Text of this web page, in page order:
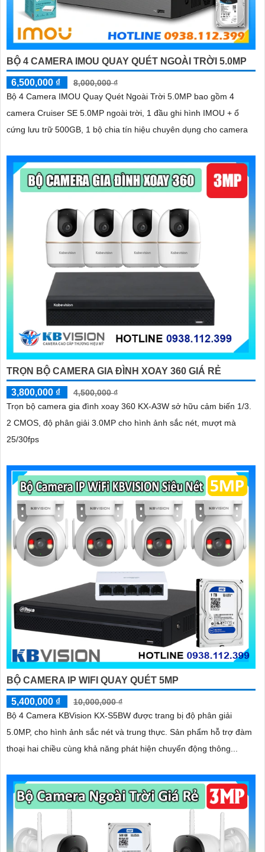
BỘ 4 CAMERA IMOU QUAY QUÉT NGOÀI TRỜI 5.0MP
6,500,000 ₫
8,000,000 ₫
Bộ 4 Camera IMOU Quay Quét Ngoài Trời 5.0MP bao gồm 4
camera Cruiser SE 5.0MP ngoài trời, 1 đầu ghi hình IMOU + ổ
cứng lưu trữ 500GB, 1 bộ chia tín hiệu chuyên dụng cho camera
TRỌN BỘ CAMERA GIA ĐÌNH XOAY 360 GIÁ RẺ
3,800,000 ₫
4,500,000 ₫
Trọn bộ camera gia đình xoay 360 KX-A3W sở hữu cảm biến 1/3.
2 CMOS, độ phân giải 3.0MP cho hình ảnh sắc nét, mượt mà
25/30fps
BỘ CAMERA IP WIFI QUAY QUÉT 5MP
5,400,000 ₫
10,000,000 ₫
Bộ 4 Camera KBVision KX-S5BW được trang bị độ phân giải
5.0MP, cho hình ảnh sắc nét và trung thực. Sản phẩm hỗ trợ đàm
thoại hai chiều cùng khả năng phát hiện chuyển động thông...